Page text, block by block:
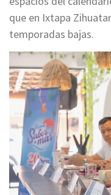
que en Ixtapa
temporadas bajas.